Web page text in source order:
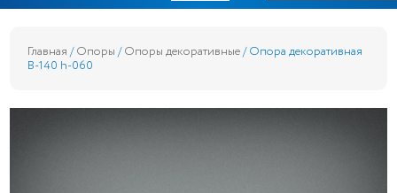
Главная /Опоры /Опоры декоративные/ Опора декоративная
B-140 h-060